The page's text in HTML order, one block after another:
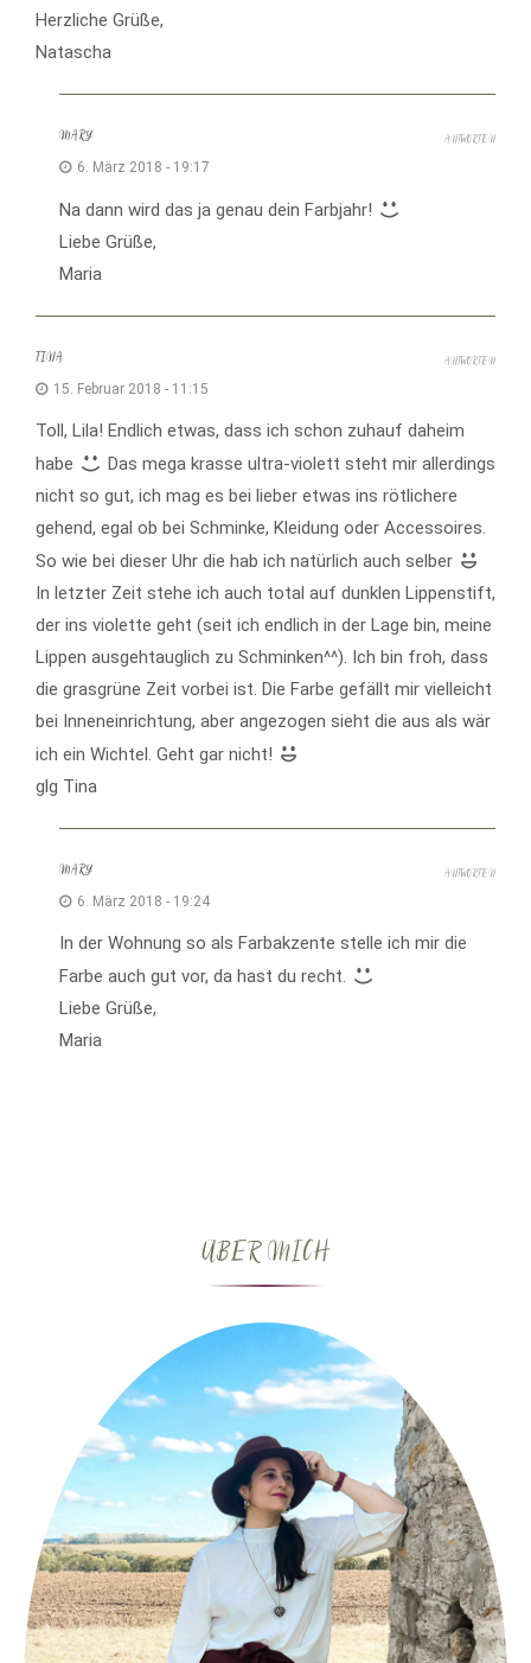
Herzliche Grüße,
Natascha
MARY
6. März 2018 - 19:17
Na dann wird das ja genau dein Farbjahr!
Liebe Grüße,
Maria
ANTWORTEN
TINA
15. Februar 2018 - 11:15
Toll, Lila! Endlich etwas, dass ich schon zuhauf daheim
habe
Das mega krasse ultra-violett steht mir allerdings
nicht so gut, ich mag es bei lieber etwas ins rötlichere
gehend, egal ob bei Schminke, Kleidung oder Accessoires.
So wie bei dieser Uhr die hab ich natürlich auch selber
In letzter Zeit stehe ich auch total auf dunklen Lippenstift,
der ins violette geht (seit ich endlich in der Lage bin, meine
Lippen ausgehtauglich zu Schminken^^). Ich bin froh, dass
die grasgrüne Zeit vorbei ist. Die Farbe gefällt mir vielleicht
bei Inneneinrichtung, aber angezogen sieht die aus als wär
ich ein Wichtel. Geht gar nicht!
glg Tina
ANTWORTEN
MARY
6. März 2018 - 19:24
In der Wohnung so als Farbakzente stelle ich mir die
Farbe auch gut vor, da hast du recht.
Liebe Grüße,
Maria
ANTWORTEN
ÜBER MICH